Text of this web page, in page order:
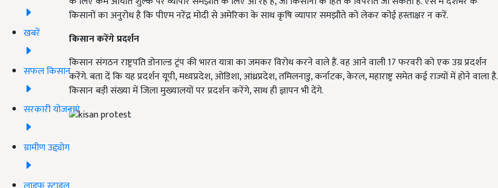
खबरें
सफल किसान
सरकारी योजनाएं
ग्रामीण उद्द्योग
किसानों का अनुरोध है कि पीएम नरेंद्र मोदी से अमेरिका के साथ कृषि व्यापार समझौते को लेकर कोई हस्ताक्षर न करें.
किसान करेंगे प्रदर्शन
किसान संगठन राष्ट्रपति डोनाल्ड ट्रंप की भारत यात्रा का जमकर विरोध करने वाले हैं. वह आने वाली 17 फरवरी को एक उग्र प्रदर्शन
करेंगे. बता दें कि यह प्रदर्शन यूपी, मध्यप्रदेश, ओडिशा, आंध्रप्रदेश, तमिलनाडु, कर्नाटक, केरल, महाराष्ट्र समेत कई राज्यों में होने वाला है.
किसान बड़ी संख्या में जिला मुख्यालयों पर प्रदर्शन करेंगे, साथ ही ज्ञापन भी देंगे.